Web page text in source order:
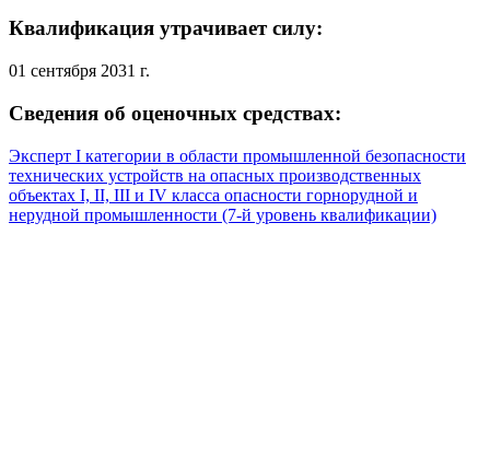
Квалификация утрачивает силу:
01 сентября 2031 г.
Сведения об оценочных средствах:
Эксперт I категории в области промышленной безопасности
технических устройств на опасных производственных
объектах I, II, III и IV класса опасности горнорудной и
нерудной промышленности (7-й уровень квалификации)